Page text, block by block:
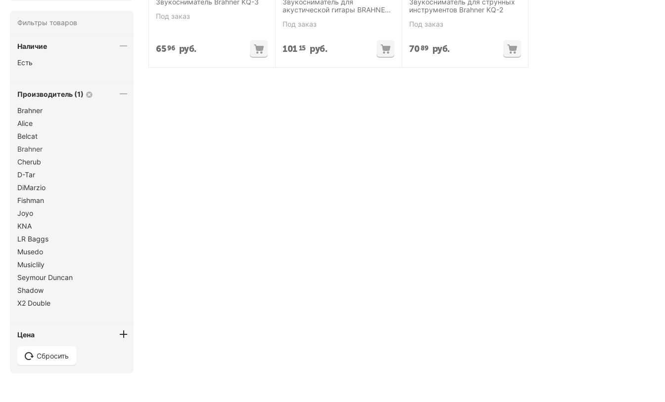
Звукосниматель Brahner KQ-3
Под заказ
6596 руб.
Звукосниматель для
акустической гитары BRAHNER
Под заказ
10115 руб.
Звукосниматель для струнных
инструментов Brahner KQ-2
Под заказ
7089 руб.
Фильтры товаров
Наличие
Есть
Производитель (1)
Brahner
Alice
Belcat
Brahner
Cherub
D-Tar
DiMarzio
Fishman
Joyo
KNA
LR Baggs
Musedo
Musiclily
Seymour Duncan
Shadow
X2 Double
Цена
Сбросить